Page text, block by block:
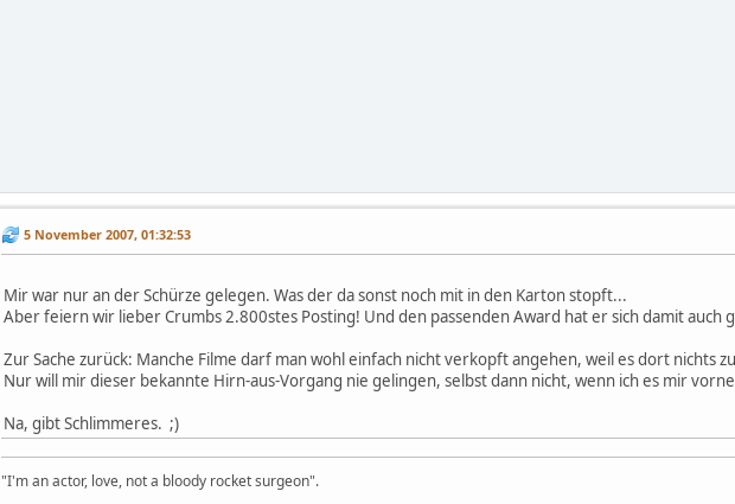
5 November 2007, 01:32:53
Mir war nur an der Schürze gelegen. Was der da sonst noch mit in den Karton stopft...
Aber feiern wir lieber Crumbs 2.800stes Posting! Und den passenden Award hat er sich damit auch
Zur Sache zurück: Manche Filme darf man wohl einfach nicht verkopft angehen, weil es dort nichts
Nur will mir dieser bekannte Hirn-aus-Vorgang nie gelingen, selbst dann nicht, wenn ich es mir
Na, gibt Schlimmeres. ;)
"I'm an actor, love, not a bloody rocket surgeon".